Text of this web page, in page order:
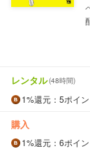
レンタル(48時間)
1%還元 ：5ポイ
購入
1%還元 ：6ポイ